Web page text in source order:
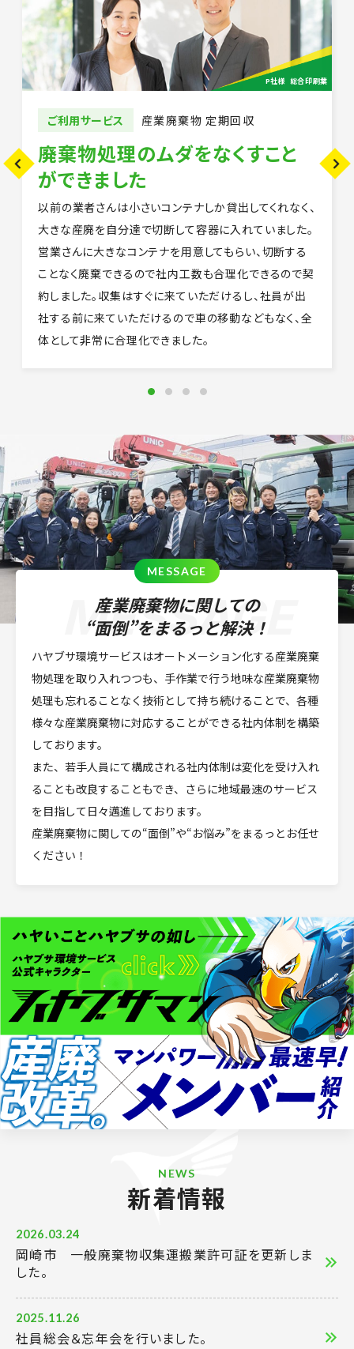
P社様 総合印刷業
ご利用サービス 産業廃棄物 定期回収
廃棄物処理のムダをなくすこと
ができました
以前の業者さんは小さいコンテナしか貸出してくれなく、
大きな産廃を自分達で切断して容器に入れていました。
営業さんに大きなコンテナを用意してもらい、切断する
ことなく廃棄できるので社内工数も合理化できるので契
約しました。収集はすぐに来ていただけるし、社員が出
社する前に来ていただけるので車の移動などもなく、全
体として非常に合理化できました。
1 2 3 4
MESSAGE
産業廃棄物に関しての
“面倒”をまるっと解決！
ハヤブサ環境サービスはオートメーション化する産業廃棄
物処理を取り入れつつも、手作業で行う地味な産業廃棄物
処理も忘れることなく技術として持ち続けることで、各種
様々な産業廃棄物に対応することができる社内体制を構築
しております。
また、若手人員にて構成される社内体制は変化を受け入れ
ることも改良することもでき、さらに地域最速のサービス
を目指して日々邁進しております。
産業廃棄物に関しての“面倒”や“お悩み”をまるっとお任せ
ください！
NEWS
新着情報
2026.03.24
岡崎市 一般廃棄物収集運搬業許可証を更新しま
した。
2025.11.26
社員総会＆忘年会を行いました。